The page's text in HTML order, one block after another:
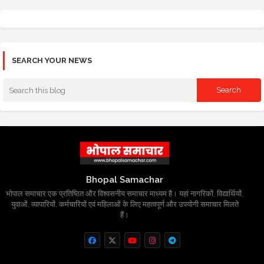
SEARCH YOUR NEWS
Bhopal Samachar
भोपाल समाचार एक प्रतिष्ठित और विश्वसनीय समाचार माध्यम है। यहां नागरिकों, विद्यार्थियों,
युवाओं, व्यापारियों, कर्मचारियों एवं महिलाओं के लिए महत्वपूर्ण और उपयोगी समाचार मिलते
हैं।